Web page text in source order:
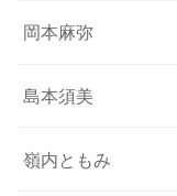
岡本麻弥
島本須美
嶺内ともみ